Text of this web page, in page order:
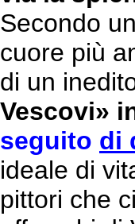
Secondo
cuore più
di un
Vescovi»
seguito di
ideale di
pittori che